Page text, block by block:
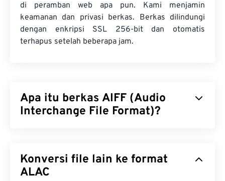
di peramban web apa pun. Kami menjamin
keamanan dan privasi berkas. Berkas dilindungi
dengan enkripsi SSL 256-bit dan otomatis
terhapus setelah beberapa jam.
Apa itu berkas AIFF (Audio
Interchange File Format)?
(bentuk gelombang) berkualitas tinggi. Banyak
profesional menggunakannya, terutama pengguna
Konversi file lain ke format
ALAC